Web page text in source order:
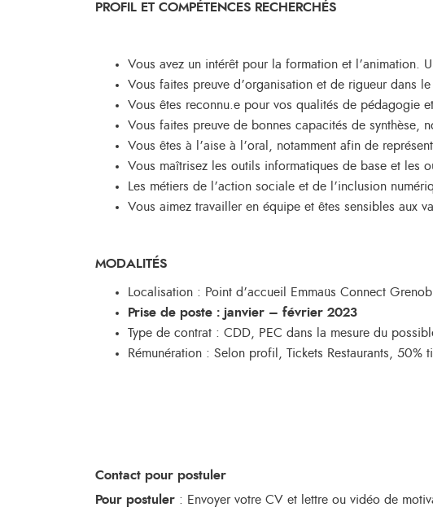
PROFIL ET COMPÉTENCES RECHERCHÉS
Vous avez un intérêt pour la formation et l’animation.
Vous faites preuve d’organisation et de rigueur dans
Vous êtes reconnu.e pour vos qualités de pédagogie
Vous faites preuve de bonnes capacités de synthèse,
Vous êtes à l’aise à l’oral, notamment afin de
Vous maîtrisez les outils informatiques de base et les
Les métiers de l’action sociale et de l’inclusion
Vous aimez travailler en équipe et êtes sensibles aux
MODALITÉS
Localisation : Point d’accueil Emmaüs Connect
Prise de poste : janvier – février 2023
Type de contrat : CDD, PEC dans la mesure du
Rémunération : Selon profil, Tickets Restaurants, 50%
Contact pour postuler
Pour postuler : Envoyer votre CV et lettre ou vidéo de